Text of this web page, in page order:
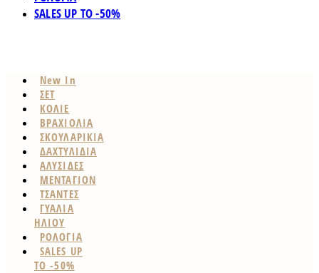
SALES UP TO -50%
New In
ΣΕΤ
ΚΟΛΙΕ
ΒΡΑΧΙΟΛΙΑ
ΣΚΟΥΛΑΡΙΚΙΑ
ΔΑΧΤΥΛΙΔΙΑ
ΑΛΥΣΙΔΕΣ
ΜΕΝΤΑΓΙΟΝ
ΤΣΑΝΤΕΣ
ΓΥΑΛΙΑ
ΗΛΙΟΥ
ΡΟΛΟΓΙΑ
SALES UP
TO -50%